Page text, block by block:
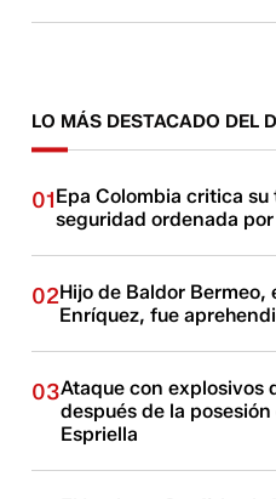
LO MÁS DESTACADO DEL
01Epa Colombia critica
seguridad ordenada
02Hijo de Baldor
Enríquez, fue
03Ataque con explosivos
después de la
Espriella